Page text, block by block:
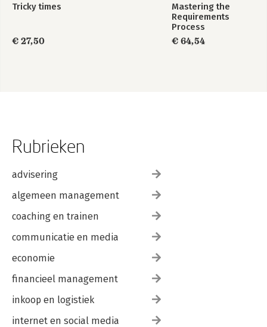
Tricky times
€ 27,50
Mastering the
Requirements
Process
€ 64,54
Rubrieken
advisering
algemeen management
coaching en trainen
communicatie en media
economie
financieel management
inkoop en logistiek
internet en social media